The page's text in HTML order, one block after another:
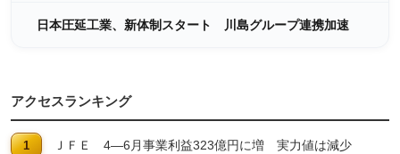
日本圧延工業、新体制スタート 川島グループ連携加速
アクセスランキング
ＪＦＥ 4―6月事業利益323億円に増 実力値は減少